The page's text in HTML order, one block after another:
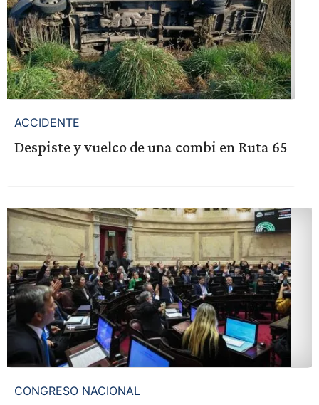
ACCIDENTE
Despiste y vuelco de una combi en Ruta 65
CONGRESO NACIONAL